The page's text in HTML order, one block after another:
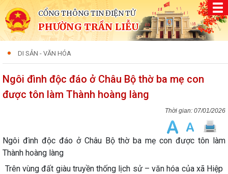
CỔNG THÔNG TIN ĐIỆN TỬ
PHƯỜNG TRẦN LIỄU
DI SẢN - VĂN HÓA
Ngôi đình độc đáo ở Châu Bộ thờ ba mẹ con
được tôn làm Thành hoàng làng
07/01/2026
Ngôi đình độc đáo ở Châu Bộ thờ ba mẹ con được tôn làm
Thành hoàng làng
Trên vùng đất giàu truyền thống lịch sử – văn hóa của xã Hiệp